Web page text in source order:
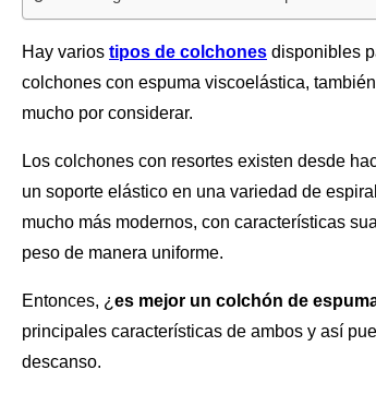
Hay varios tipos de colchones disponibles
colchones con espuma viscoelástica,
mucho por considerar.
Los colchones con resortes existen desde
un soporte elástico en una variedad de
mucho más modernos, con características
peso de manera uniforme.
Entonces, ¿ es mejor un colchón de
principales características de ambos y así
descanso.